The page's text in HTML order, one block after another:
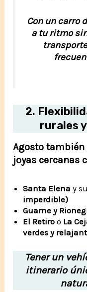
Con un carro
a tu ritmo
2.
rurales
Agosto
joyas cercanas
Santa Elena y
imperdible)
Guarne y
El Retiro o La
verdes y
Tener un
itinerario